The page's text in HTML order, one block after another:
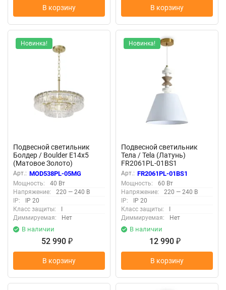
В корзину В корзину
Новинка!
Подвесной светильник
Болдер / Boulder E14х5
(Матовое Золото)
MOD538PL-05MG
Арт.: MOD538PL-05MG
Мощность:
40 Вт
Напряжение:
220 — 240 В
IP:
IP 20
Класс защиты:
Диммируемая:
Нет
В наличии
52 990 ₽
В корзину
Новинка!
Подвесной светильник
Тела / Tela (Латунь)
FR2061PL-01BS1
Арт.: FR2061PL-01BS1
Мощность:
60 Вт
Напряжение:
220 — 240 В
IP:
IP 20
Класс защиты:
Диммируемая:
Нет
В наличии
12 990 ₽
В корзину